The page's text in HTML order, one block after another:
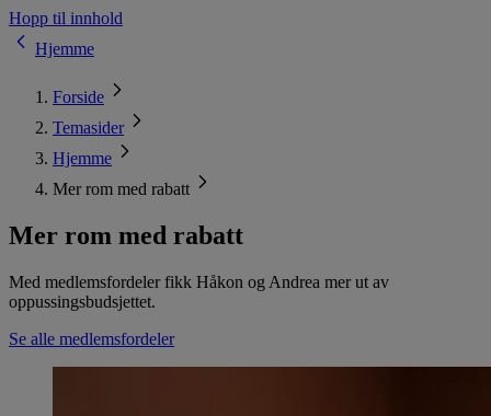
Hopp til innhold
Hjemme
Forside
Temasider
Hjemme
Mer rom med rabatt
Mer rom med rabatt
Med medlemsfordeler fikk Håkon og Andrea mer ut av
oppussingsbudsjettet.
Se alle medlemsfordeler